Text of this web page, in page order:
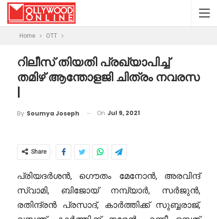
Home OTT
റിലീസ് തിയതി പ്രഖ്യാപിച്ച്
തമിഴ് ആന്തോളജി ചിത്രം നവരസ
|
By Soumya Joseph On Jul 9, 2021
Share
പ്രിയദർശൻ, ഗൌതം മേനോൻ, അരവിന്ദ്
സ്വാമി, ബിജോയ് നമ്പ്യാർ, സർജുൻ,
രതിന്ദ്രൻ പ്രസാദ്, കാർത്തിക്ക് സുബ്ബരാജ്,